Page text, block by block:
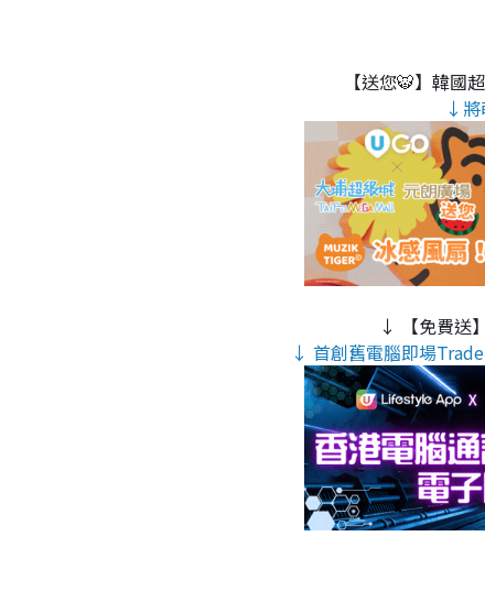
【送您🐯】韓國
↓將
↓ 【免費送
↓ 首創舊電腦即場